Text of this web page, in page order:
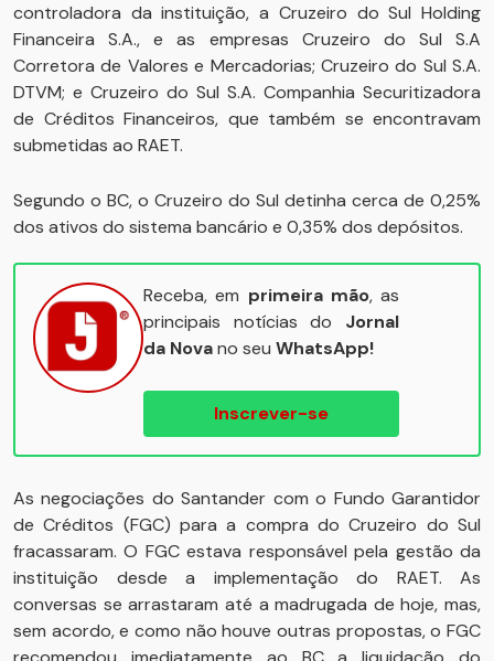
controladora da instituição, a Cruzeiro do Sul Holding
Financeira S.A., e as empresas Cruzeiro do Sul S.A
Corretora de Valores e Mercadorias; Cruzeiro do Sul S.A.
DTVM; e Cruzeiro do Sul S.A. Companhia Securitizadora
de Créditos Financeiros, que também se encontravam
submetidas ao RAET.
Segundo o BC, o Cruzeiro do Sul detinha cerca de 0,25%
dos ativos do sistema bancário e 0,35% dos depósitos.
Receba, em primeira mão, as
principais notícias do Jornal
da Novano seu WhatsApp!
Inscrever-se
As negociações do Santander com o Fundo Garantidor
de Créditos (FGC) para a compra do Cruzeiro do Sul
fracassaram. O FGC estava responsável pela gestão da
instituição desde a implementação do RAET. As
conversas se arrastaram até a madrugada de hoje, mas,
sem acordo, e como não houve outras propostas, o FGC